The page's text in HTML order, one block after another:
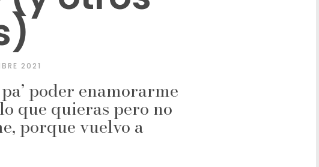
2021
poder enamorarme
que quieras pero no
porque vuelvo a